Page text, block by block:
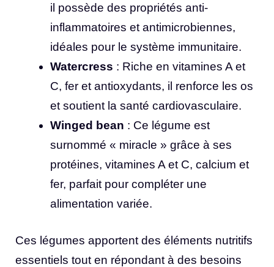
il possède des propriétés anti-
inflammatoires et antimicrobiennes,
idéales pour le système immunitaire.
Watercress : Riche en vitamines A et
C, fer et antioxydants, il renforce les os
et soutient la santé cardiovasculaire.
Winged bean : Ce légume est
surnommé « miracle » grâce à ses
protéines, vitamines A et C, calcium et
fer, parfait pour compléter une
alimentation variée.
Ces légumes apportent des éléments nutritifs
essentiels tout en répondant à des besoins